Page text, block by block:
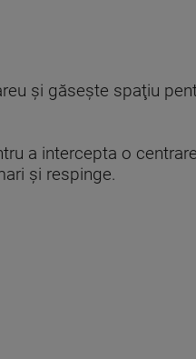
şi găseşte spaţiu
a intercepta o
și respinge.